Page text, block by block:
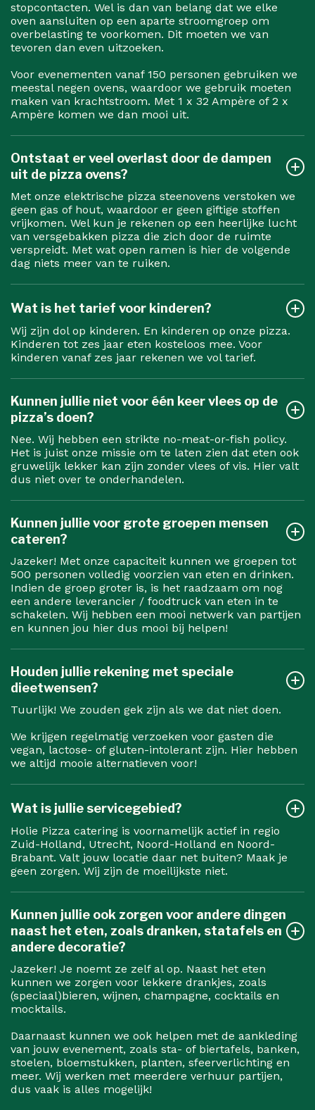
stopcontacten. Wel is dan van belang dat we elke
oven aansluiten op een aparte stroomgroep om
overbelasting te voorkomen. Dit moeten we van
tevoren dan even uitzoeken.
Voor evenementen vanaf 150 personen gebruiken we
meestal negen ovens, waardoor we gebruik moeten
maken van krachtstroom. Met 1 x 32 Ampère of 2 x
Ampère komen we dan mooi uit.
Ontstaat er veel overlast door de dampen
uit de pizza ovens?
Met onze elektrische pizza steenovens verstoken we
geen gas of hout, waardoor er geen giftige stoffen
vrijkomen. Wel kun je rekenen op een heerlijke lucht
van versgebakken pizza die zich door de ruimte
verspreidt. Met wat open ramen is hier de volgende
dag niets meer van te ruiken.
Wat is het tarief voor kinderen?
Wij zijn dol op kinderen. En kinderen op onze pizza.
Kinderen tot zes jaar eten kosteloos mee. Voor
kinderen vanaf zes jaar rekenen we vol tarief.
Kunnen jullie niet voor één keer vlees op de
pizza’s doen?
Nee. Wij hebben een strikte no-meat-or-fish policy.
Het is juist onze missie om te laten zien dat eten ook
gruwelijk lekker kan zijn zonder vlees of vis. Hier valt
dus niet over te onderhandelen.
Kunnen jullie voor grote groepen mensen
cateren?
Jazeker! Met onze capaciteit kunnen we groepen tot
500 personen volledig voorzien van eten en drinken.
Indien de groep groter is, is het raadzaam om nog
een andere leverancier / foodtruck van eten in te
schakelen. Wij hebben een mooi netwerk van partijen
en kunnen jou hier dus mooi bij helpen!
Houden jullie rekening met speciale
dieetwensen?
Tuurlijk! We zouden gek zijn als we dat niet doen.
We krijgen regelmatig verzoeken voor gasten die
vegan, lactose- of gluten-intolerant zijn. Hier hebben
we altijd mooie alternatieven voor!
Wat is jullie servicegebied?
Holie Pizza catering is voornamelijk actief in regio
Zuid-Holland, Utrecht, Noord-Holland en Noord-
Brabant. Valt jouw locatie daar net buiten? Maak je
geen zorgen. Wij zijn de moeilijkste niet.
Kunnen jullie ook zorgen voor andere dingen
naast het eten, zoals dranken, statafels en
andere decoratie?
Jazeker! Je noemt ze zelf al op. Naast het eten
kunnen we zorgen voor lekkere drankjes, zoals
(speciaal)bieren, wijnen, champagne, cocktails en
mocktails.
Daarnaast kunnen we ook helpen met de aankleding
van jouw evenement, zoals sta- of biertafels, banken,
stoelen, bloemstukken, planten, sfeerverlichting en
meer. Wij werken met meerdere verhuur partijen,
dus vaak is alles mogelijk!